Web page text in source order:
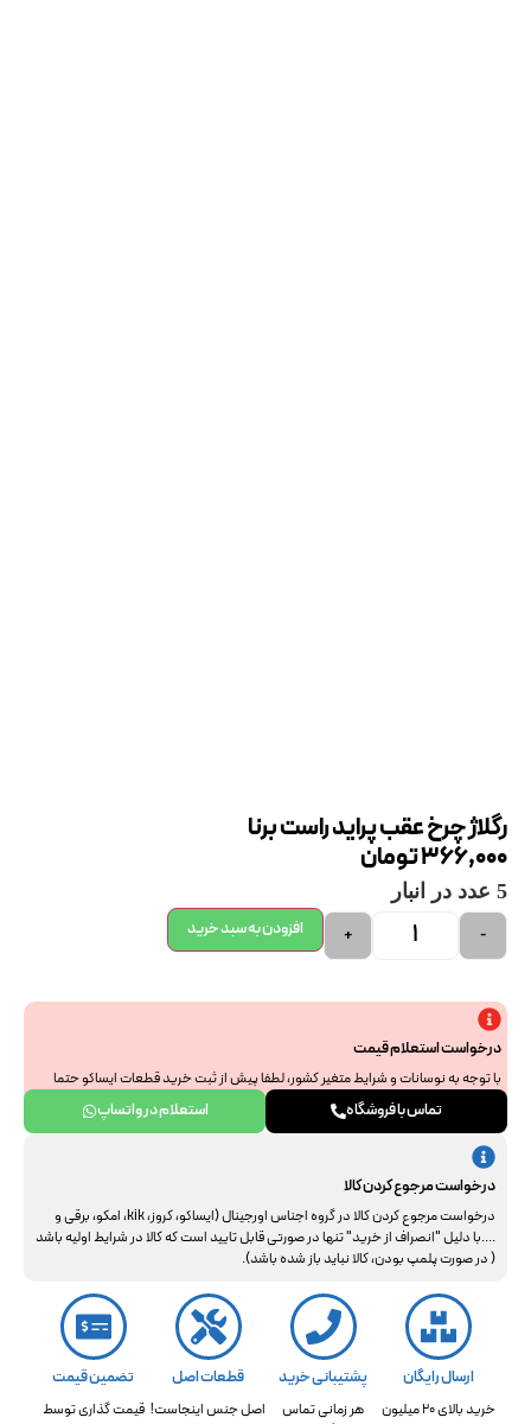
رگلاژ چرخ عقب پراید راست برنا
366,000تومان
5 عدد در انبار
-
+ افزودن به سبد خرید
درخواست استعلام قیمت
با توجه به نوسانات و شرایط متغیر کشور، لطفا پیش از ثبت خرید قطعات ایساکو حتما
جهت استعلام نهایی با ما هماهنگ فرمایید. از همراهی و درک شما سپاسگزاریم.
تماس با فروشگاه استعلام در واتساپ
درخواست مرجوع کردن کالا
درخواست مرجوع کردن کالا در گروه اجناس اورجینال (ایساکو، کروز، kik، امکو، برقی و
....با دلیل "انصراف از خرید" تنها در صورتی قابل تایید است که کالا در شرایط اولیه باشد
( در صورت پلمپ بودن، کالا نباید باز شده باشد).
ارسال رایگان
خرید بالای 20 میلیون
پشتیبانی خرید
هر زمانی تماس
قطعات اصل
اصل جنس اینجاست!
تضمین قیمت
قیمت گذاری توسط